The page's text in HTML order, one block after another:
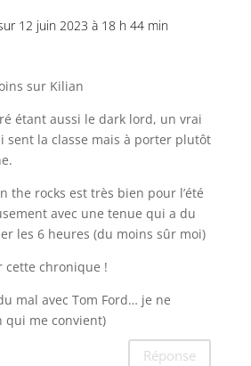
12 juin 2023 à 18 h 44 min
sur Kilian
étant aussi le dark lord, un vrai
sent la classe mais à porter plutôt
the rocks est très bien pour l’été
avec une tenue qui a du
les 6 heures (du moins sûr moi)
cette chronique !
mal avec Tom Ford… je ne
qui me convient)
Réponse